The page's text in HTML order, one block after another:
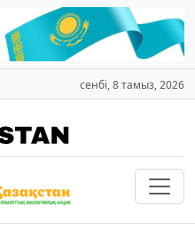
сенбі, 8 тамыз, 2026